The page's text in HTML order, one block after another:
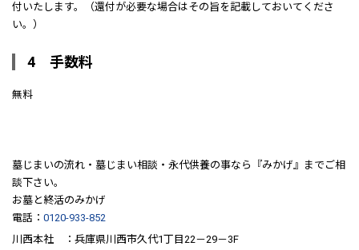
付いたします。（還付が必要な場合はその旨を記載しておいてくださ
い。）
4 手数料
無料
墓じまいの流れ・墓じまい相談・永代供養の事なら『みかげ』までご相
談下さい。
お墓と終活のみかげ
電話： 0120-933-852
川西本社 ：兵庫県川西市久代1丁目22－29－3F